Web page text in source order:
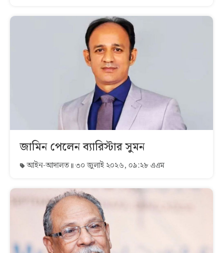
জামিন পেলেন ব্যারিস্টার সুমন
আইন-আদালত ৩০ জুলাই ২০২৬, ০৯:২৮ এএম